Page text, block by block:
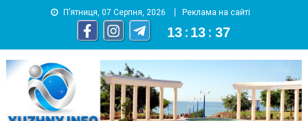
П’ятниця, 07 Серпня, 2026 Реклама на сайті
13 : 13 : 38
YUZHNY.INFO
информационный портал города Южный